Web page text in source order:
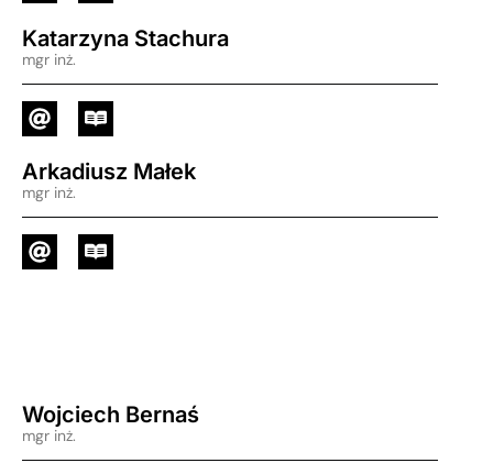
Katarzyna Stachura
mgr inż.
Arkadiusz Małek
mgr inż.
Wojciech Bernaś
mgr inż.